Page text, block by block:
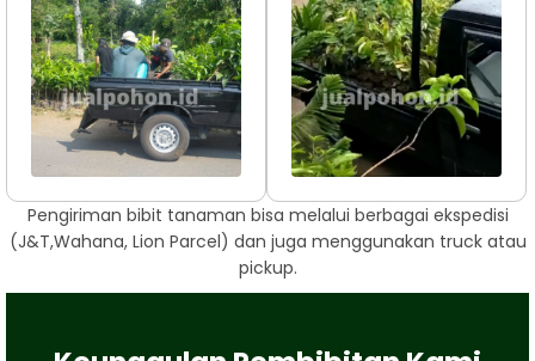
Pengiriman bibit tanaman bisa melalui berbagai ekspedisi
(J&T,Wahana, Lion Parcel) dan juga menggunakan truck atau
pickup.